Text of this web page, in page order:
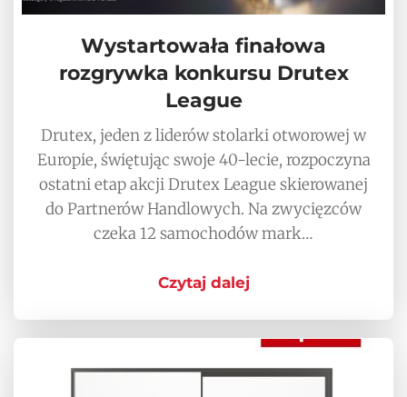
Wystartowała finałowa
rozgrywka konkursu Drutex
League
Drutex, jeden z liderów stolarki otworowej w
Europie, świętując swoje 40-lecie, rozpoczyna
ostatni etap akcji Drutex League skierowanej
do Partnerów Handlowych. Na zwycięzców
czeka 12 samochodów mark…
Czytaj dalej